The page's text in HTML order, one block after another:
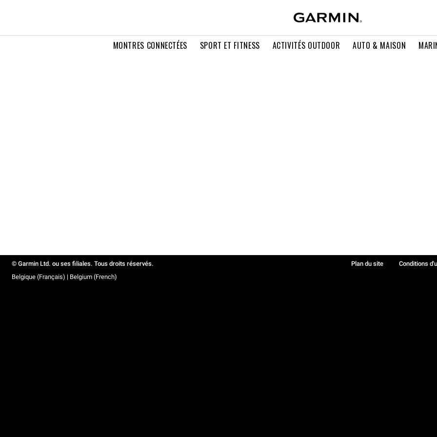
MONTRES CONNECTÉES SPORT ET FITNESS ACTIVITÉS OUTDOOR AUTO & MAISON
© Garmin Ltd. ou ses filiales. Tous droits réservés. Plan du site Conditions
Belgique (Français) | Belgium (French)